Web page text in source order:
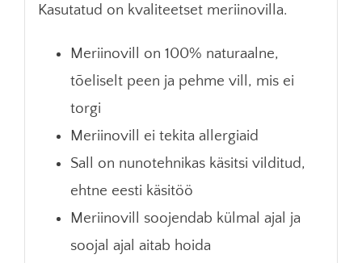
Kasutatud on kvaliteetset meriinovilla.
Meriinovill on 100% naturaalne,
tõeliselt peen ja pehme vill, mis ei
torgi
Meriinovill ei tekita allergiaid
Sall on nunotehnikas käsitsi vilditud,
ehtne eesti käsitöö
Meriinovill soojendab külmal ajal ja
soojal ajal aitab hoida